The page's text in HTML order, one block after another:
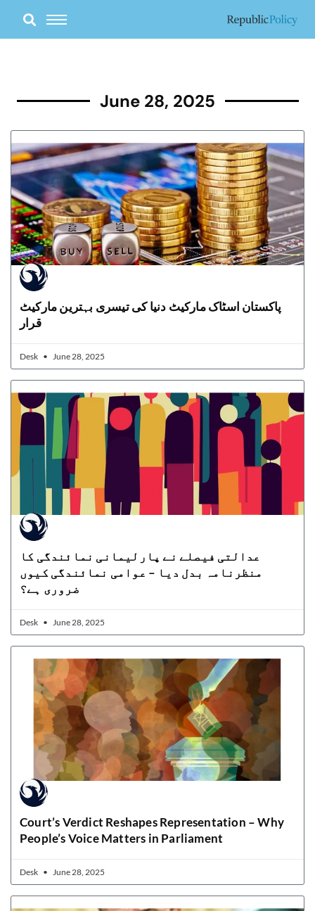
content
June 28, 2025
پاکستان اسٹاک مارکیٹ دنیا کی تیسری بہترین مارکیٹ
قرار
Desk June 28, 2025
عدالتی فیصلے نے پارلیمانی نمائندگی کا
منظرنامہ بدل دیا – عوامی نمائندگی کیوں
ضروری ہے؟
Desk June 28, 2025
Court’s Verdict Reshapes Representation – Why
People’s Voice Matters in Parliament
Desk June 28, 2025